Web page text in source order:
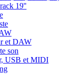
19''
et DAW
son
USB et MIDI